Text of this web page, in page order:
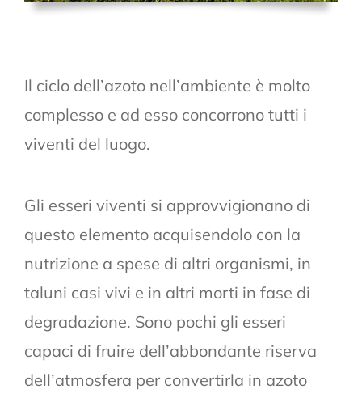
Il ciclo dell’azoto nell’ambiente è molto
complesso e ad esso concorrono tutti i
viventi del luogo.
Gli esseri viventi si approvvigionano di
questo elemento acquisendolo con la
nutrizione a spese di altri organismi, in
taluni casi vivi e in altri morti in fase di
degradazione. Sono pochi gli esseri
capaci di fruire dell’abbondante riserva
dell’atmosfera per convertirla in azoto